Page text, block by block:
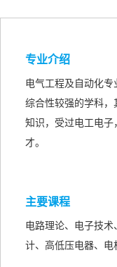
专业介绍
电气工程及自动化
综合性较强的学科
知识，受过电工电
才。
主要课程
电路理论、电子技
计、高低压电器、电